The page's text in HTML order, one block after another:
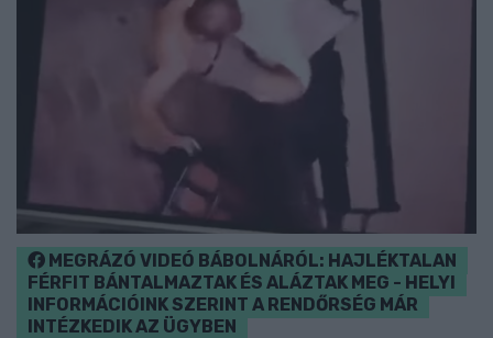
MEGRÁZÓ VIDEÓ BÁBOLNÁRÓL: HAJLÉKTALAN
FÉRFIT BÁNTALMAZTAK ÉS ALÁZTAK MEG - HELYI
INFORMÁCIÓINK SZERINT A RENDŐRSÉG MÁR
INTÉZKEDIK AZ ÜGYBEN